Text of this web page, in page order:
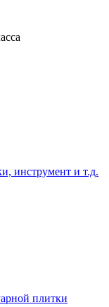
инструмент и т.д.
плитки